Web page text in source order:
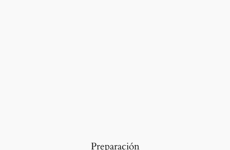
Preparación